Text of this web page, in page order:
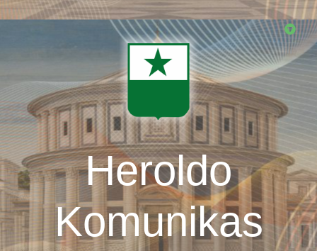
Skip
Heroldo
Komunikas